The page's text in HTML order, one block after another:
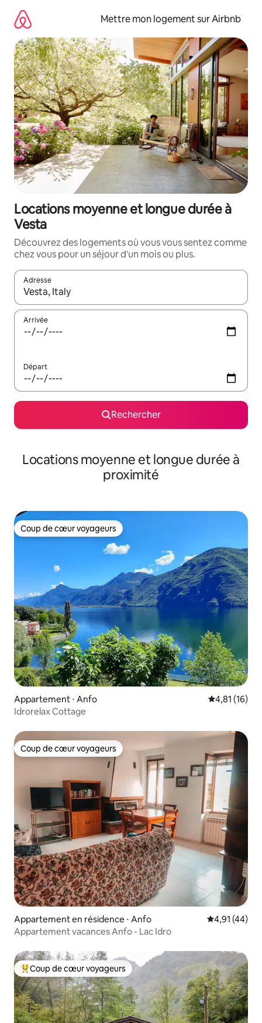
directement
contenu
Mettre mon logement sur Airbnb
Locations moyenne et longue durée à
Vesta
Découvrez des logements où vous vous sentez comme
chez vous pour un séjour d'un mois ou plus.
Adresse
Lorsque les résultats s'affichent, utilisez les flèches vers le
Arrivée
Départ
Rechercher
Locations moyenne et longue durée à
proximité
Coup de cœur voyageurs
Coup de cœur voyageurs
Appartement ⋅ Anfo Évaluation
4,81 (16)
Idrorelax Cottage
Coup de cœur voyageurs
Coup de cœur voyageurs
Appartement en résidence ⋅ Anfo Évaluation
4,91 (44)
Appartement vacances Anfo - Lac Idro
Coups de cœur voyageurs les plus appréciés
Coup de cœur voyageurs